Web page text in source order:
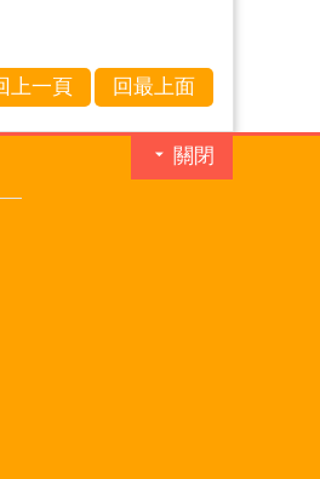
上一頁 回最上面
關閉